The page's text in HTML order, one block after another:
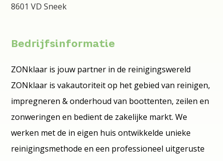
8601 VD Sneek
Bedrijfsinformatie
ZONklaar is jouw partner in de reinigingswereld
ZONklaar is vakautoriteit op het gebied van reinigen,
impregneren & onderhoud van boottenten, zeilen en
zonweringen en bedient de zakelijke markt. We
werken met de in eigen huis ontwikkelde unieke
reinigingsmethode en een professioneel uitgeruste